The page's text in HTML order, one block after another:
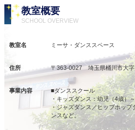
教室概要
SCHOOL OVERVIEW
教室名 ミーサ・ダンススペース
住所 〒363-0027 埼玉県桶川市大
事業内容
■ダンススクール
・キッズダンス：幼児（4歳）
・ジャズダンス／ヒップホップ
ンスなど。